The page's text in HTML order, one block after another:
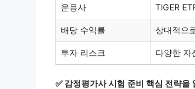
운용사 TIGER
배당 수익률 상대적으
투자 리스크 다양한 자
✅ 감정평가사 시험 준비 핵심 전략을